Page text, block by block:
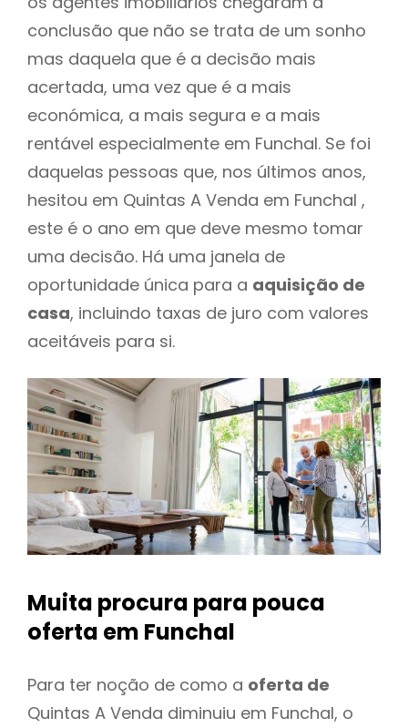
conclusão que não se trata de um sonho
mas daquela que é a decisão mais
acertada, uma vez que é a mais
económica, a mais segura e a mais
rentável especialmente em Funchal. Se foi
daquelas pessoas que, nos últimos anos,
hesitou em Quintas A Venda em Funchal ,
este é o ano em que deve mesmo tomar
uma decisão. Há uma janela de
oportunidade única para a aquisição de
casa, incluindo taxas de juro com valores
aceitáveis para si.
Muita procura para pouca
oferta em Funchal
Para ter noção de como a oferta de
Quintas A Venda diminuiu em Funchal, o